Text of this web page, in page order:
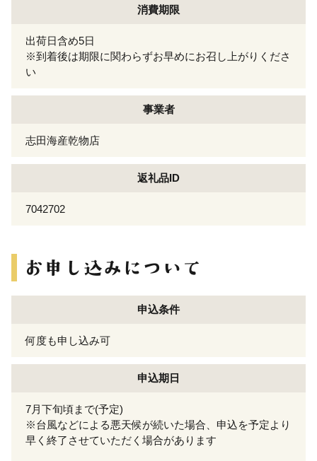
消費期限
出荷日含め5日
※到着後は期限に関わらずお早めにお召し上がりくださ
い
事業者
志田海産乾物店
返礼品ID
7042702
申込条件
何度も申し込み可
申込期日
7月下旬頃まで(予定)
※台風などによる悪天候が続いた場合、申込を予定より
早く終了させていただく場合があります